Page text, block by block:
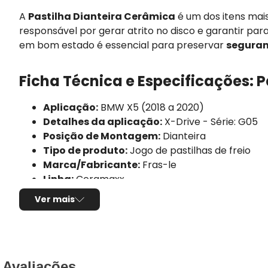
A Pastilha Dianteira Cerâmica é um dos itens
responsável por gerar atrito no disco e garantir
em bom estado é essencial para preservar
Ficha Técnica e Especificações:
Aplicação: BMW X5 (2018 a 2020)
Detalhes da aplicação: X-Drive - Série: G05
Posição de Montagem: Dianteira
Tipo de produto:Jogo de pastilhas de freio
Marca/Fabricante: Fras-le
Linha:Ceramaxx
Sistema de freio compatível:
Composto da pastilha:
Utilização por veículo:
Ver mais